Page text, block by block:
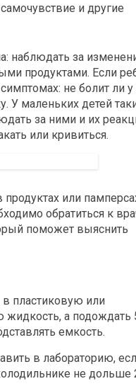
и другие
: наблюдать за
продуктами. Если
не болит ли у
У маленьких детей
за ними и их
или кривиться.
или
обратиться к
поможет выяснить
в пластиковую или
жидкость, а подождать
емкость.
в лабораторию,
не дольше